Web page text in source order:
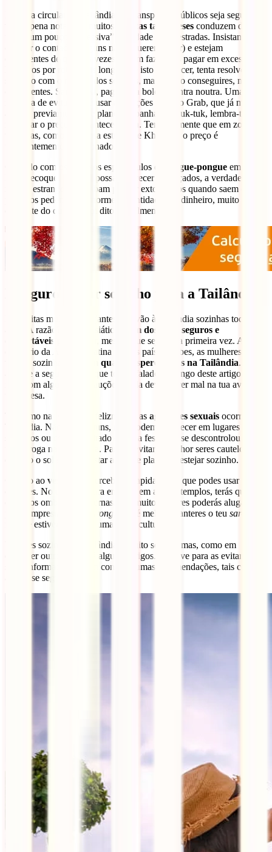
Embora circular na Tailândia em transportes públicos seja seguro,
vale a pena notar que muitos
taxistas tailandeses conduzem de
forma um pouco “agressiva” na cidade e nas estradas. Insistam em
colocar o contador (alguns não o querem fazer) e estejam
conscientes de que por vezes tentam fazer-vos pagar em excesso ou
levar-vos por rotas mais longas. Se isto acontecer, tenta resolver a
situação com o melhor dos sorrisos, mas se não conseguires, nunca
os enfrentes. Sai do táxi, paga a tua boleia e entra noutra. Uma boa
maneira de evitar isto é usar aplicações como o Grab, que já marcam
a tarifa previamente. Se planeias apanhar um tuk-tuk, lembra-te de
negociar o preço com antecedência. Tem em mente que em zonas
turísticas, como a famosa estrada de Khaosan, o preço é
frequentemente inflacionado.
Cuidado com os famosos espectáculos de
pingue-pongue em
Banguecoque. Embora possam parecer engraçados, a verdade é que
muitos estrangeiros acabam por ser extorquidos quando saem e os
porteiros pedem-lhes enormes quantidades de dinheiro, muito
diferente do que lhes foi dito inicialmente.
É seguro viajar sozinho para a Tailândia?
Há muitas mulheres viajantes que vão à Tailândia sozinhas todos os
anos. A razão? O país asiático
é um dos mais seguros e
confortáveis
para viajar, mesmo que seja a tua primeira vez. Ao
contrário da América Latina ou dos países árabes, as mulheres que
viajam sozinhas
passam quase despercebidas na Tailândia. A isto
acresce a segurança de que temos falado ao longo deste artigo, por
isso, com algumas precauções, nada deve correr mal na tua aventura
tailandesa.
Tal como na Europa, infelizmente, as agressões sexuais ocorrem na
Tailândia. Não são comuns, mas podem acontecer em lugares
solitários ou como resultado de uma festa que se descontrolou ou de
uma droga na tua bebida. Para os evitar, é melhor seres cauteloso
quando o sol se põe e estar alerta se planeias festejar sozinho.
Quanto ao vestuário
, perceberás rapidamente que podes usar o que
quiseres. No entanto, para entrares em alguns templos, terás que
cobrir os ombros e as pernas. Em muitos lugares poderás alugar ou
pedir emprestado um
sarong , mas é melhor manteres o teu sarong
mão se estiveres a fazer uma visita cultural.
Viajares sozinho na Tailândia é muito seguro, mas, como em
qualquer outro lugar, há alguns perigos. A chave para as evitar é
seres informado e ter em conta algumas recomendações, tais como
as que se seguem.